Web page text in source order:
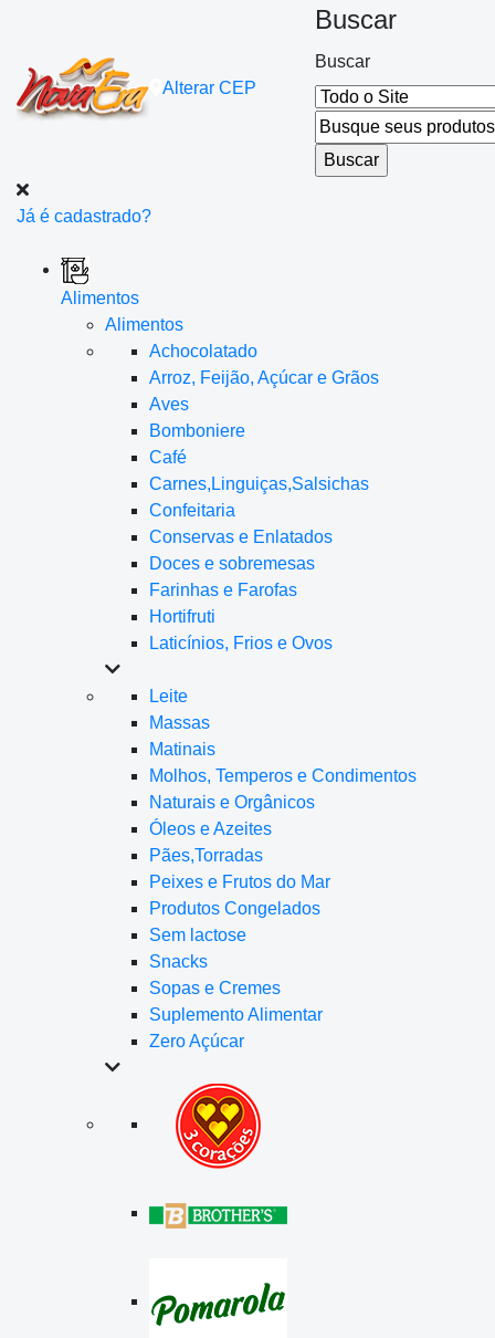
Alterar CEP
Buscar
Buscar
Já é cadastrado?
Alimentos
Alimentos
Achocolatado
Arroz, Feijão, Açúcar e Grãos
Aves
Bomboniere
Café
Carnes,Linguiças,Salsichas
Confeitaria
Conservas e Enlatados
Doces e sobremesas
Farinhas e Farofas
Hortifruti
Laticínios, Frios e Ovos
Leite
Massas
Matinais
Molhos, Temperos e Condimentos
Naturais e Orgânicos
Óleos e Azeites
Pães,Torradas
Peixes e Frutos do Mar
Produtos Congelados
Sem lactose
Snacks
Sopas e Cremes
Suplemento Alimentar
Zero Açúcar